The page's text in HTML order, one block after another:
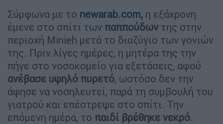
Σύμφωνα με το newarab.com, η εξάχρονη
έμενε στο σπίτι των παππούδων της στην
περιοχή Minieh μετά το διαζύγιο των γονιών
της. Πριν λίγες ημέρες, η μητέρα της την
πήγε στο νοσοκομείο για εξετάσεις, αφού
ανέβασε υψηλό πυρετό, ωστόσο δεν την
άφησε να νοσηλευτεί, παρά τη συμβουλή του
γιατρού και επέστρεψε στο σπίτι. Την
επόμενη ημέρα, το παιδί βρέθηκε νεκρό.